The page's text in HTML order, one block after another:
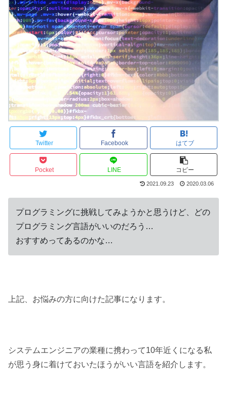
Twitter Facebook はてブ
Pocket LINE コピー
2021.09.23 2020.03.06
プログラミングに挑戦してみようかと思うけど、どの
プログラミング言語がいいのだろう…
おすすめってあるのかな…
上記、お悩みの方に向けた記事になります。
システムエンジニアの業種に携わって10年近くになる私
が思う身に着けておいたほうがいい言語を紹介します。